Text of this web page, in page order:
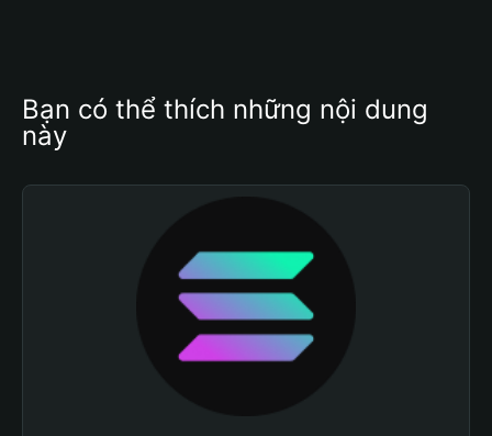
Bạn có thể thích những nội dung
này